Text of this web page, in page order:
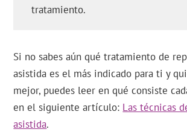
tratamiento.
Si no sabes aún qué tratamiento de
asistida es el más indicado para ti y
mejor, puedes leer en qué consiste
en el siguiente artículo: Las técnicas
asistida.